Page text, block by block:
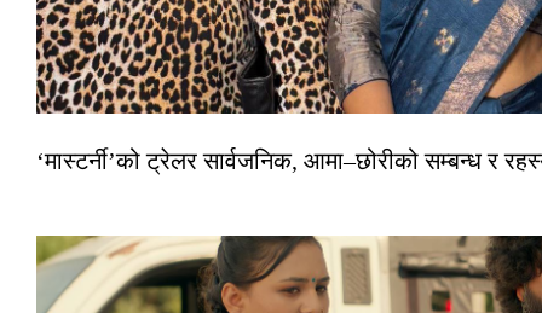
‘मास्टर्नी’को ट्रेलर सार्वजनिक, आमा–छोरीको सम्बन्ध र